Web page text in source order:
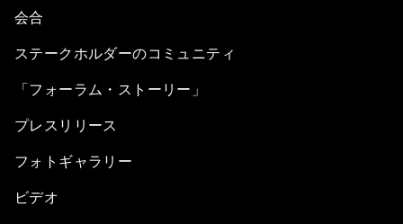
会合
ステークホルダーのコミュニティ
「フォーラム・ストーリー」
プレスリリース
フォトギャラリー
ビデオ